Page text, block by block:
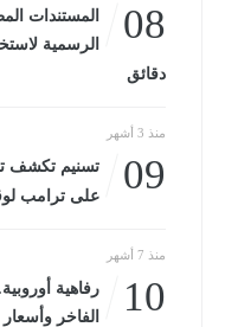
08
المستندات
الرسمية
دقائق
منذ 3 أشهر
09
تسنيم تكشف
على ترامب
منذ 7 أشهر
10
رفاهية
الفاخر وأسعار